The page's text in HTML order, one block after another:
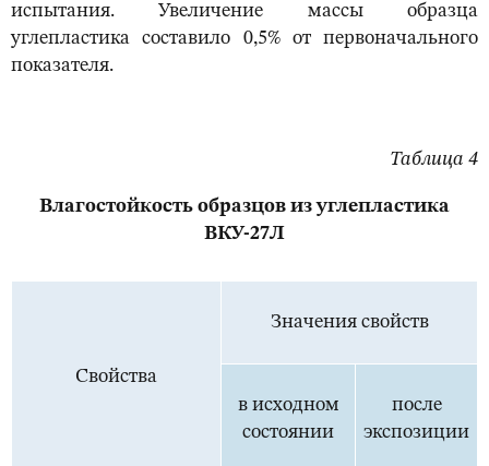
испытания. Увеличение массы образца
углепластика составило 0,5% от первоначального
показателя.
Таблица 4
Влагостойкость образцов из углепластика
ВКУ-27Л
Свойства
Значения свойств
в исходном
состоянии
после
экспозиции